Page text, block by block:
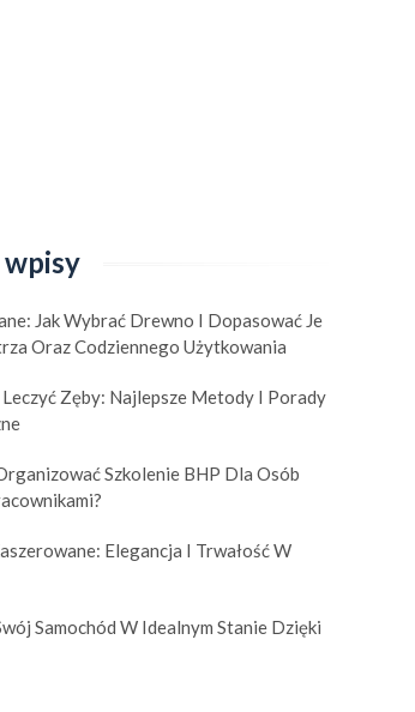
Jak Wybrać Drewno I Dopasować Je
Oraz Codziennego Użytkowania
Leczyć Zęby: Najlepsze Metody I Porady
Szkolenie BHP Dla Osób
Elegancja I Trwałość W
Samochód W Idealnym Stanie Dzięki